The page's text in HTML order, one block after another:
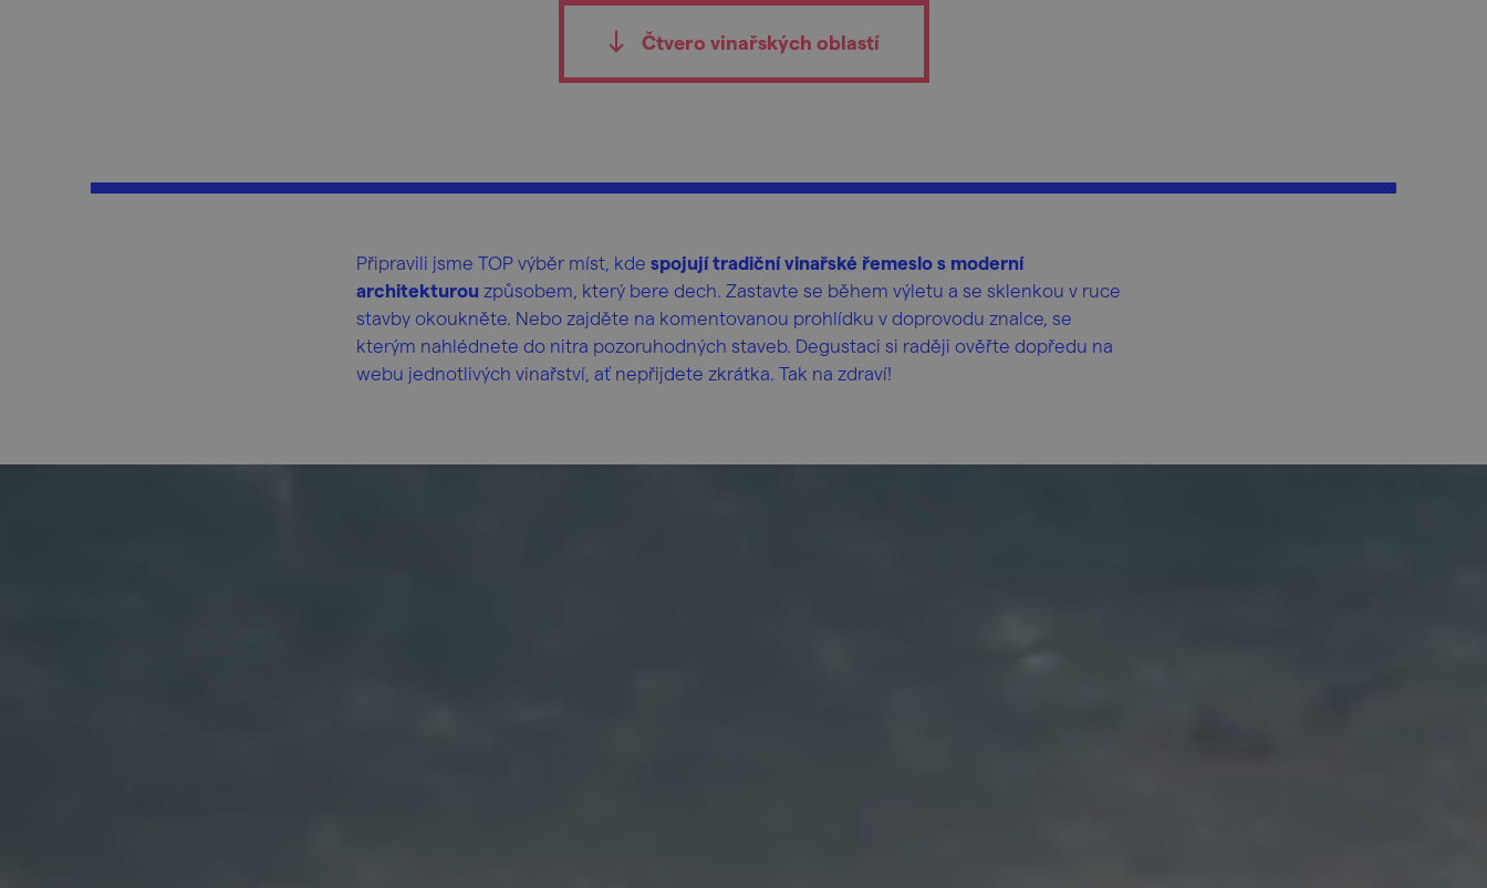
Čtvero vinařských oblastí
Připravili jsme TOP výběr míst, kde spojují tradiční vinařské řemeslo s moderní
architekturou způsobem, který bere dech. Zastavte se během výletu a se sklenkou v ruce
stavby okoukněte. Nebo zajděte na komentovanou prohlídku v doprovodu znalce, se
kterým nahlédnete do nitra pozoruhodných staveb. Degustaci si raději ověřte dopředu na
webu jednotlivých vinařství, ať nepřijdete zkrátka. Tak na zdraví!